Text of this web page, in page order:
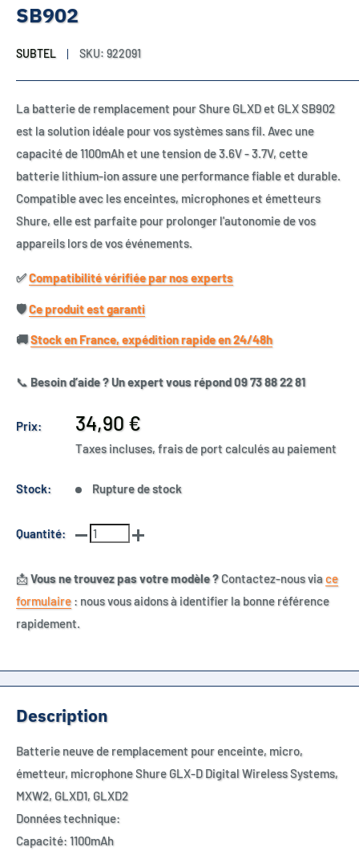
SB902
SUBTEL SKU: 922091
La batterie de remplacement pour Shure GLXD et GLX SB902
est la solution idéale pour vos systèmes sans fil. Avec une
capacité de 1100mAh et une tension de 3.6V - 3.7V, cette
batterie lithium-ion assure une performance fiable et durable.
Compatible avec les enceintes, microphones et émetteurs
Shure, elle est parfaite pour prolonger l'autonomie de vos
appareils lors de vos événements.
✅​Compatibilité vérifiée par nos experts
🛡️​Ce produit est garanti
🚚​Stock en France, expédition rapide en 24/48h
📞 Besoin d’aide ? Un expert vous répond 09 73 88 22 81
Prix:
Prix
réduit
34,90 €
Taxes incluses, frais de port calculés au paiement
Stock: Rupture de stock
Quantité:
📩Vous ne trouvez pas votre modèle ?Contactez-nous viace
formulaire : nous vous aidons à identifier la bonne référence
rapidement.
Description
Batterie neuve de remplacement pour enceinte, micro,
émetteur, microphone Shure GLX-D Digital Wireless Systems,
MXW2, GLXD1, GLXD2
Données technique:
Capacité: 1100mAh